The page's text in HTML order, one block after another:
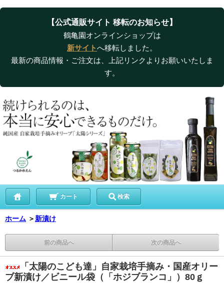
【公式通販サイト 移転のお知らせ】
鶴亀園オンラインショップは
新サイトへ移転しました。
最新の商品情報・ご注文は、上記リンクよりお願いいたしま
す。
カート 検索
ホーム ＞ 新漬け
前の商品へ 次の商品へ
「太陽のこども達」自家栽培手摘み・国産オリー
ブ新漬け／ビニール袋（「ホジブランコ」）80ｇ